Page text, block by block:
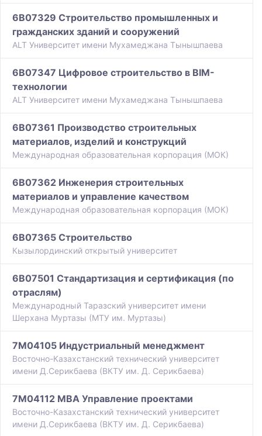
6B07329 Строительство промышленных и
гражданских зданий и сооружений
ALT Университет имени Мухамеджана Тынышпаева
6B07347 Цифровое строительство в BIM-
технологии
ALT Университет имени Мухамеджана Тынышпаева
6B07361 Производство строительных
материалов, изделий и конструкций
Международная образовательная корпорация (МОК)
6B07362 Инженерия строительных
материалов и управление качеством
Международная образовательная корпорация (МОК)
6B07365 Строительство
Кызылординский открытый университет
6B07501 Стандартизация и сертификация (по
отраслям)
Международный Таразский университет имени
Шерхана Муртазы (МТУ им. Муртазы)
7M04105 Индустриальный менеджмент
Восточно-Казахстанский технический университет
имени Д.Серикбаева (ВКТУ им. Д. Серикбаева)
7M04112 MBA Управление проектами
Восточно-Казахстанский технический университет
имени Д.Серикбаева (ВКТУ им. Д. Серикбаева)